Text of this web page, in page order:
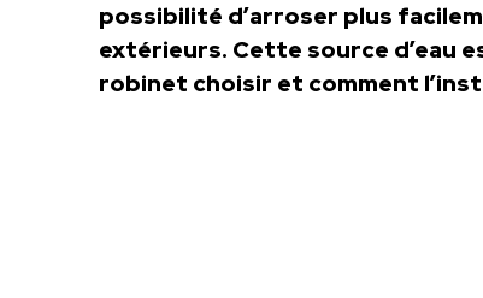
possibilité d’arroser plus
extérieurs. Cette source d’eau
robinet choisir et comment